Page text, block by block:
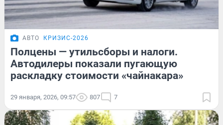
АВТО КРИЗИС-2026
Полцены — утильсборы и налоги.
Автодилеры показали пугающую
раскладку стоимости «чайнакара»
29 января, 2026, 09:57 807 7